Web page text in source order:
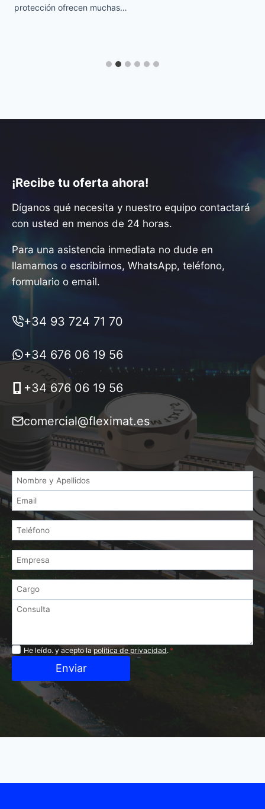
protección ofrecen muchas…
¡Recibe tu oferta ahora!
Díganos qué necesita y nuestro equipo contactará
con usted en menos de 24 horas.
Para una asistencia inmediata no dude en
llamarnos o escribirnos, WhatsApp, teléfono,
formulario o email.
+34 93 724 71 70
+34 676 06 19 56
+34 676 06 19 56
comercial@fleximat.es
Privacidad
He leído. y acepto lapolítica de privacidad. *
Enviar